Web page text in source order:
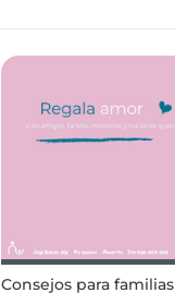
Consejos para familias